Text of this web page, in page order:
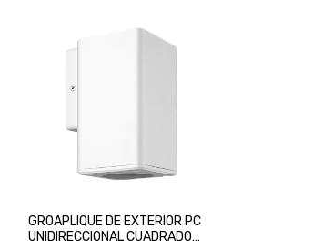
GROAPLIQUE DE EXTERIOR PC
UNIDIRECCIONAL CUADRADO